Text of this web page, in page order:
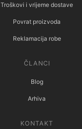
Troškovi i vrijeme dostave
Povrat proizvoda
Reklamacija robe
ČLANCI
Blog
Arhiva
KONTAKT